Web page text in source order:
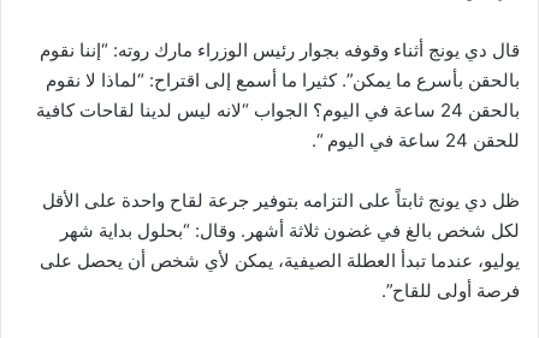
قال دي يونج أثناء وقوفه بجوار رئيس الوزراء مارك روته: “إننا نقوم
بالحقن بأسرع ما يمكن”. كثيرا ما أسمع إلى اقتراح: “لماذا لا نقوم
بالحقن 24 ساعة في اليوم؟ الجواب “لانه ليس لدينا لقاحات كافية
للحقن 24 ساعة في اليوم “.
ظل دي يونج ثابتاً على التزامه بتوفير جرعة لقاح واحدة على الأقل
لكل شخص بالغ في غضون ثلاثة أشهر. وقال: “بحلول بداية شهر
يوليو، عندما تبدأ العطلة الصيفية، يمكن لأي شخص أن يحصل على
فرصة أولى للقاح”.